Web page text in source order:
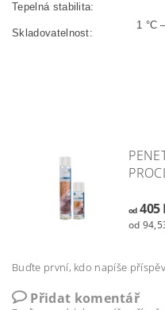
Tepelná stabilita:
Skladovatelnost:
1 °C
od405
od
Buďte první, kdo napíše
Přidat komentář